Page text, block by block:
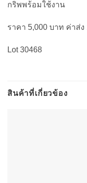
กริพพร้อมใช้งาน
ราคา 5,000 บาท ค่าส่ง
Lot 30468
สินค้าที่เกี่ยวข้อง